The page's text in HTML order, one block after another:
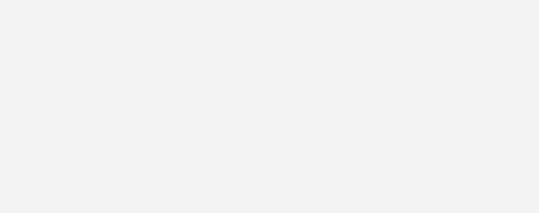
um die Anzahl zu erhöhen oder zu
benutze die Schaltflächen um